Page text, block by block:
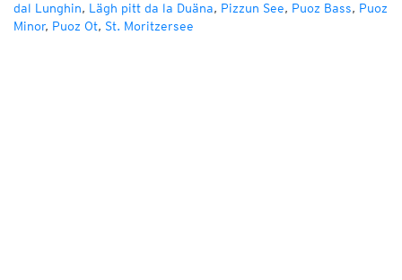
dal Lunghin, Lägh pitt da la Duäna, Pizzun See, Puoz Bass, Puoz
Minor, Puoz Ot, St. Moritzersee